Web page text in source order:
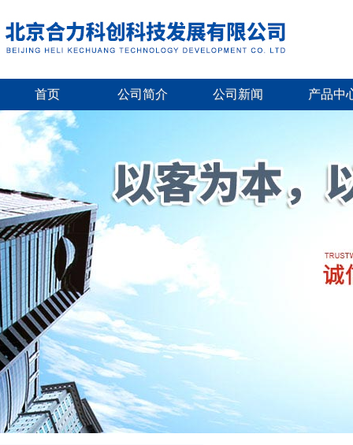
首页 公司简介 公司新闻 产品中